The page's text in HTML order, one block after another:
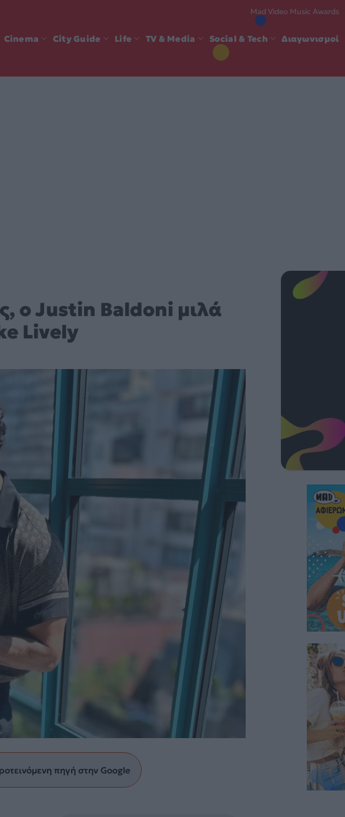
Mad Video Music Awards
Cinema City Guide Life TV & Media Social & Tech Διαγωνισμοί
ο Justin Baldoni μιλά
Lively
πηγή στην Google